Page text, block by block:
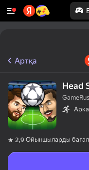
Артқа
Head
GameRus
2,9 Ойыншыларды